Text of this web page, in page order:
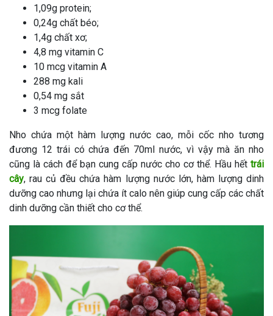
1,09g protein;
0,24g chất béo;
1,4g chất xơ;
4,8 mg vitamin C
10 mcg vitamin A
288 mg kali
0,54 mg sắt
3 mcg folate
Nho chứa một hàm lượng nước cao, mỗi cốc nho tương
đương 12 trái có chứa đến 70ml nước, vì vậy mà ăn nho
cũng là cách để bạn cung cấp nước cho cơ thể. Hầu hết trái
cây, rau củ đều chứa hàm lượng nước lớn, hàm lượng dinh
dưỡng cao nhưng lại chứa ít calo nên giúp cung cấp các chất
dinh dưỡng cần thiết cho cơ thể.